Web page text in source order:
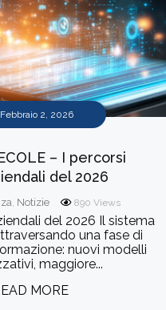
2, 2026
– I percorsi
del 2026
, Notizie 890 Views
del 2026 Il sistema
una fase di
nuovi modelli
maggiore...
MORE